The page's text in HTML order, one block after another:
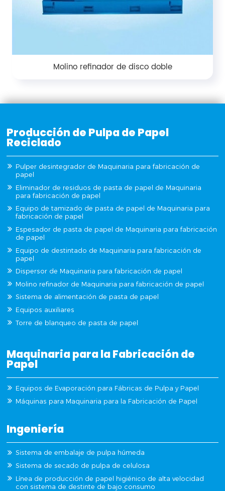
Molino refinador de disco doble
Producción de Pulpa de Papel
Reciclado
Pulper desintegrador de Maquinaria para fabricación de
papel
Eliminador de residuos de pasta de papel de Maquinaria
para fabricación de papel
Equipo de tamizado de pasta de papel de Maquinaria para
fabricación de papel
Espesador de pasta de papel de Maquinaria para fabricación
de papel
Equipo de destintado de Maquinaria para fabricación de
papel
Dispersor de Maquinaria para fabricación de papel
Molino refinador de Maquinaria para fabricación de papel
Sistema de alimentación de pasta de papel
Equipos auxiliares
Torre de blanqueo de pasta de papel
Maquinaria para la Fabricación de
Papel
Equipos de Evaporación para Fábricas de Pulpa y Papel
Máquinas para Maquinaria para la Fabricación de Papel
Ingeniería
Sistema de embalaje de pulpa húmeda
Sistema de secado de pulpa de celulosa
Línea de producción de papel higiénico de alta velocidad
con sistema de destinte de bajo consumo